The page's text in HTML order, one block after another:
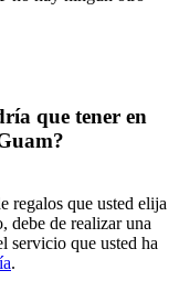
que tener en
regalos que usted elija
debe de realizar una
servicio que usted ha
.